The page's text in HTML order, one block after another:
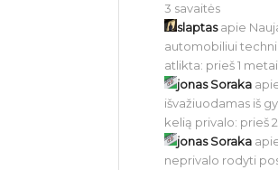
3 savaitės
slaptasapie
automobiliui
atlikta: prieš 1
jonas Soraka
išvažiuodamas iš
kelią privalo: prieš
jonas Soraka
neprivalo rodyti